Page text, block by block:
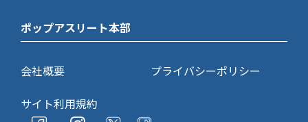
ポップアスリート本部
会社概要
プライバシーポリシー
サイト利用規約